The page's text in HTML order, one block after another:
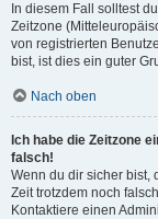
In diesem Fall solltest
Zeitzone
von registrierten
bist, ist dies ein guter
Nach oben
Ich habe die Zeitzone
falsch!
Wenn du dir sicher bist,
Zeit trotzdem noch
Kontaktiere einen